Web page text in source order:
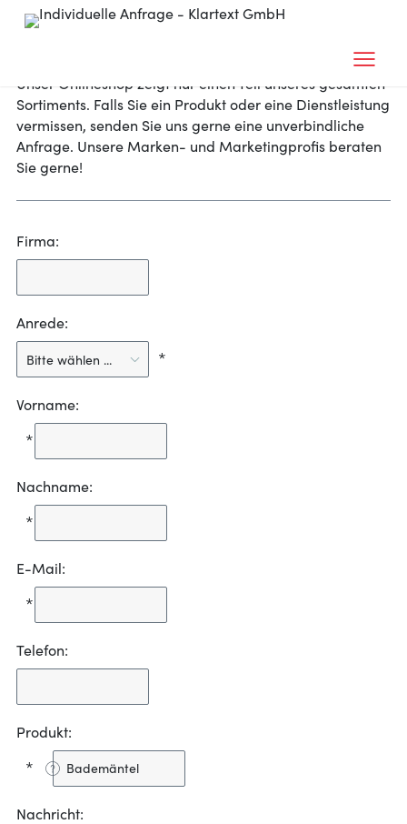
Unser Onlineshop zeigt nur einen Teil unseres gesamten
Sortiments. Falls Sie ein Produkt oder eine Dienstleistung
vermissen, senden Sie uns gerne eine unverbindliche
Anfrage. Unsere Marken- und Marketingprofis beraten
Sie gerne!
Firma:
Anrede:
*
Vorname:
*
Nachname:
*
E-Mail:
*
Telefon:
Produkt:
*
Nachricht: